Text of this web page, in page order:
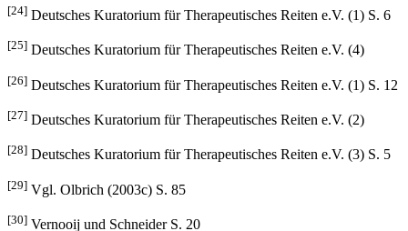
[23] Deutsches Kuratorium für Therapeutisches Reiten e.V. (1) S. 5
[24] Deutsches Kuratorium für Therapeutisches Reiten e.V. (1) S. 6
[25] Deutsches Kuratorium für Therapeutisches Reiten e.V. (4)
[26] Deutsches Kuratorium für Therapeutisches Reiten e.V. (1) S. 12
[27] Deutsches Kuratorium für Therapeutisches Reiten e.V. (2)
[28] Deutsches Kuratorium für Therapeutisches Reiten e.V. (3) S. 5
[29] Vgl. Olbrich (2003c) S. 85